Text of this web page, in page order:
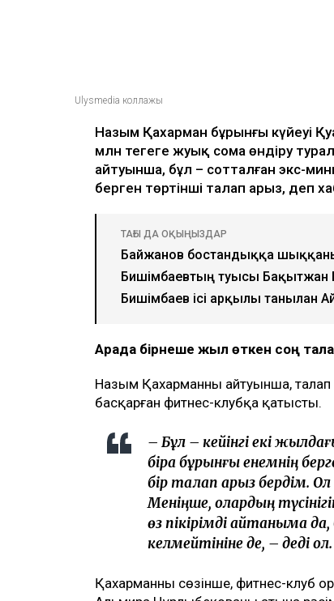
Ulysmedia коллажы
Назым Қахарман бұрынғы күйеуі
млн теңгеге жуық сома өндіру
айтуынша, бұл – сотталған экс-
берген төртінші талап арыз, деп
ТАҒЫ ДА ОҚЫҢЫЗДАР
Байжанов бостандыққа
Бишімбаевтың туысы
Бишімбаев ісі арқылы танылған
Арада бірнеше жыл өткен соң